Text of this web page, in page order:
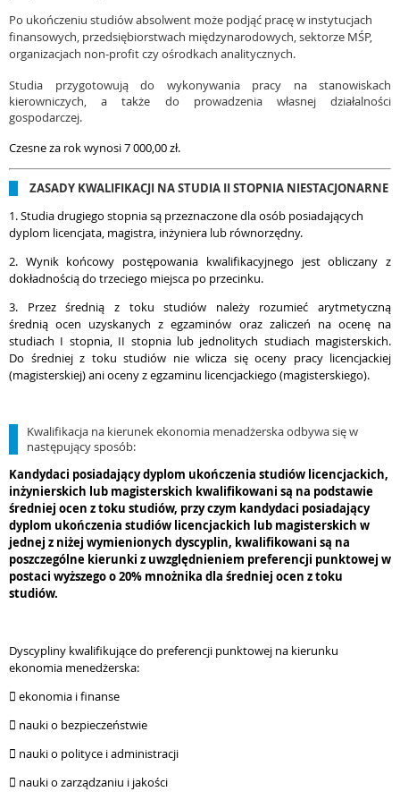
Po ukończeniu studiów absolwent może podjąć pracę w instytucjach
finansowych, przedsiębiorstwach międzynarodowych, sektorze MŚP,
organizacjach non-profit czy ośrodkach analitycznych.
Studia przygotowują do wykonywania pracy na stanowiskach
kierowniczych, a także do prowadzenia własnej działalności
gospodarczej.
Czesne za rok wynosi 7 000,00 zł.
ZASADY KWALIFIKACJI NA STUDIA II STOPNIA NIESTACJONARNE
1. Studia drugiego stopnia są przeznaczone dla osób posiadających
dyplom licencjata, magistra, inżyniera lub równorzędny.
2. Wynik końcowy postępowania kwalifikacyjnego jest obliczany z
dokładnością do trzeciego miejsca po przecinku.
3. Przez średnią z toku studiów należy rozumieć arytmetyczną
średnią ocen uzyskanych z egzaminów oraz zaliczeń na ocenę na
studiach I stopnia, II stopnia lub jednolitych studiach magisterskich.
Do średniej z toku studiów nie wlicza się oceny pracy licencjackiej
(magisterskiej) ani oceny z egzaminu licencjackiego (magisterskiego).
Kwalifikacja na kierunek ekonomia menadżerska odbywa się w
następujący sposób:
Kandydaci posiadający dyplom ukończenia studiów licencjackich,
inżynierskich lub magisterskich kwalifikowani są na podstawie
średniej ocen z toku studiów, przy czym kandydaci posiadający
dyplom ukończenia studiów licencjackich lub magisterskich w
jednej z niżej wymienionych dyscyplin, kwalifikowani są na
poszczególne kierunki z uwzględnieniem preferencji punktowej w
postaci wyższego o 20% mnożnika dla średniej ocen z toku
studiów.
Dyscypliny kwalifikujące do preferencji punktowej na kierunku
ekonomia menedżerska:
 ekonomia i finanse
 nauki o bezpieczeństwie
 nauki o polityce i administracji
 nauki o zarządzaniu i jakości